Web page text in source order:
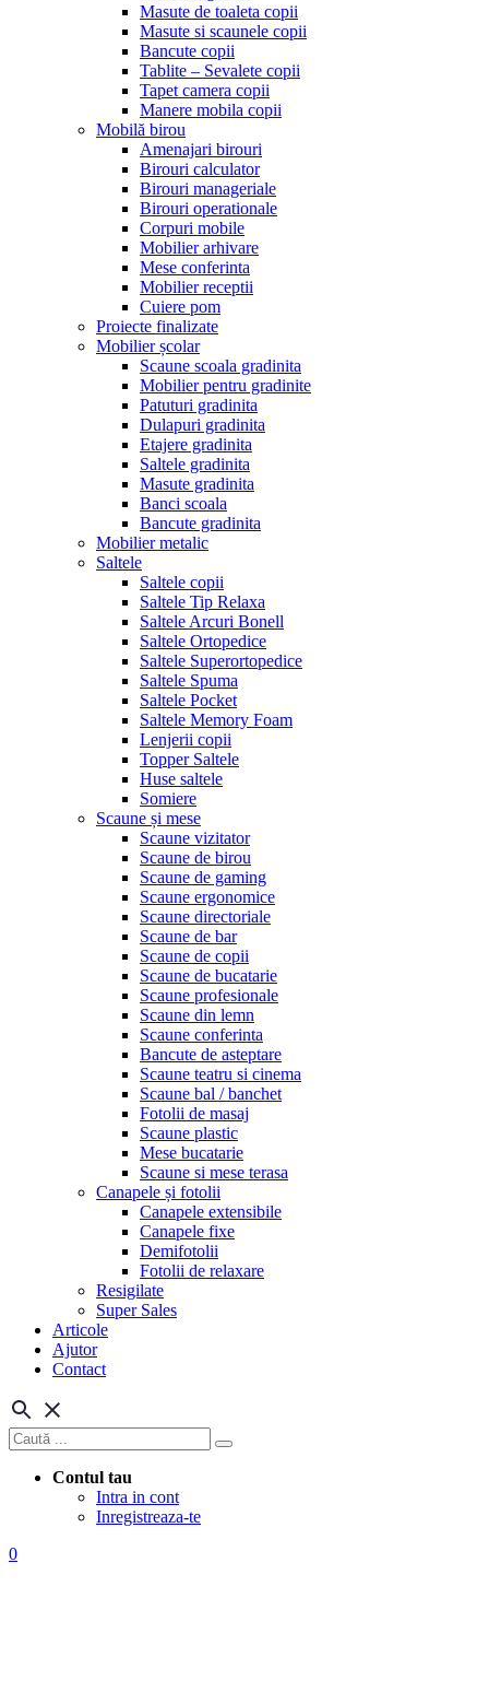
Masute de toaleta copii
Masute si scaunele copii
Bancute copii
Tablite – Sevalete copii
Tapet camera copii
Manere mobila copii
Mobilă birou
Amenajari birouri
Birouri calculator
Birouri manageriale
Birouri operationale
Corpuri mobile
Mobilier arhivare
Mese conferinta
Mobilier receptii
Cuiere pom
Proiecte finalizate
Mobilier școlar
Scaune scoala gradinita
Mobilier pentru gradinite
Patuturi gradinita
Dulapuri gradinita
Etajere gradinita
Saltele gradinita
Masute gradinita
Banci scoala
Bancute gradinita
Mobilier metalic
Saltele
Saltele copii
Saltele Tip Relaxa
Saltele Arcuri Bonell
Saltele Ortopedice
Saltele Superortopedice
Saltele Spuma
Saltele Pocket
Saltele Memory Foam
Lenjerii copii
Topper Saltele
Huse saltele
Somiere
Scaune și mese
Scaune vizitator
Scaune de birou
Scaune de gaming
Scaune ergonomice
Scaune directoriale
Scaune de bar
Scaune de copii
Scaune de bucatarie
Scaune profesionale
Scaune din lemn
Scaune conferinta
Bancute de asteptare
Scaune teatru si cinema
Scaune bal / banchet
Fotolii de masaj
Scaune plastic
Mese bucatarie
Scaune si mese terasa
Canapele și fotolii
Canapele extensibile
Canapele fixe
Demifotolii
Fotolii de relaxare
Resigilate
Super Sales
Articole
Ajutor
Contact
Contul tau
Intra in cont
Inregistreaza-te
0